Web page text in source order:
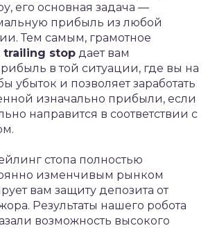
его основная задача —
прибыль из любой
Тем самым, грамотное
trailing stop дает вам
в той ситуации, где вы на
убыток и позволяет заработать
изначально прибыли, если
направится в соответствии с
стопа полностью
изменчивым рынком
вам защиту депозита от
Результаты нашего робота
возможность высокого